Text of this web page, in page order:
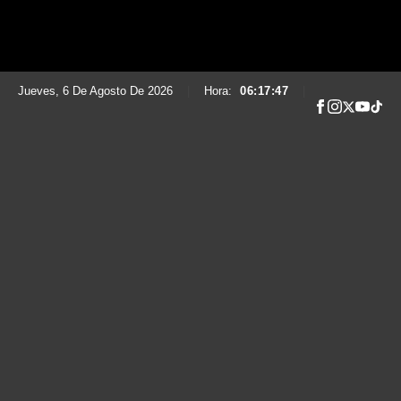
Jueves, 6 De Agosto De 2026 Hora: 06:17:48